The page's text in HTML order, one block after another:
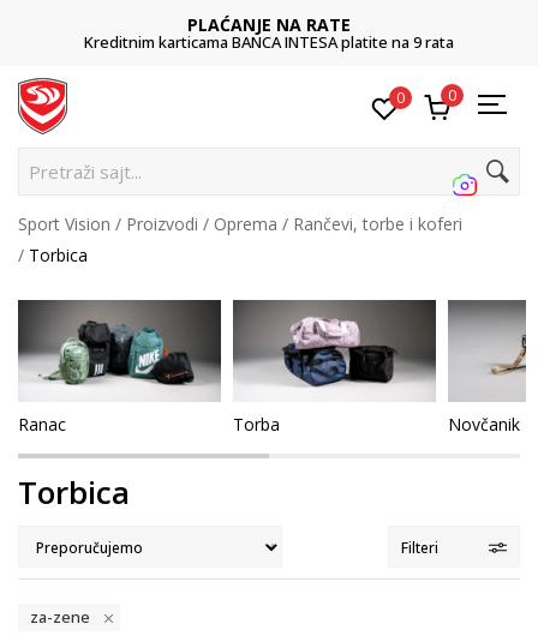
PLAĆANJE NA RATE
Kreditnim karticama BANCA INTESA platite na 9 rata
0 0
Pret
Sport Vision Proizvodi Oprema
Rančevi, torbe i koferi
Torbica
Ranac Torba Novčanik
Torbica
Filteri
za-zene